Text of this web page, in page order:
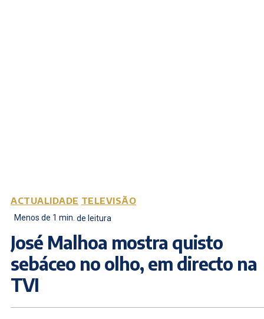
ACTUALIDADE TELEVISÃO
Menos de 1 min. de leitura
José Malhoa mostra quisto
sebáceo no olho, em directo na
TVI